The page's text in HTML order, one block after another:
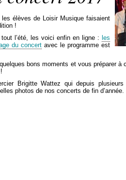
élèves de Loisir Musique faisaient
!
l’été, les voici enfin en ligne : les
du concert avec le programme est
bons moments et vous préparer à
Brigitte Wattez qui depuis
photos de nos concerts de fin d’année.